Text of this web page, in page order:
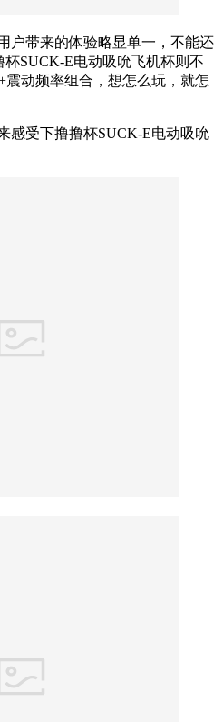
户带来的体验略显单一，不能还
SUCK-E电动吸吮飞机杯则不
震动频率组合，想怎么玩，就怎
感受下撸撸杯SUCK-E电动吸吮